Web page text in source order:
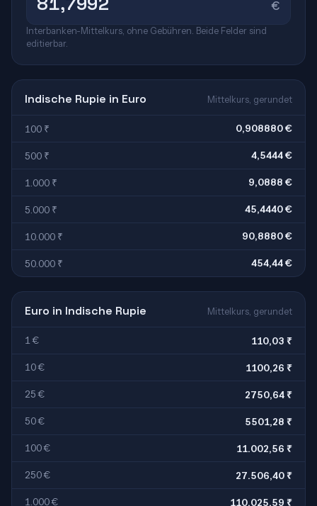
€
Interbanken-Mittelkurs, ohne Gebühren. Beide Felder sind
editierbar.
Indische Rupie in Euro Mittelkurs, gerundet
100 ₹ 0,908880 €
500 ₹ 4,5444 €
1.000 ₹ 9,0888 €
5.000 ₹ 45,4440 €
10.000 ₹ 90,8880 €
50.000 ₹ 454,44 €
Euro in Indische Rupie Mittelkurs, gerundet
1 € 110,03 ₹
10 € 1100,26 ₹
25 € 2750,64 ₹
50 € 5501,28 ₹
100 € 11.002,56 ₹
250 € 27.506,40 ₹
1.000 € 110.025,59 ₹